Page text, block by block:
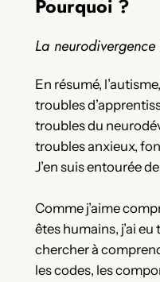
Pourquoi ?
La
En résumé,
troubles
troubles du
troubles anxieux,
J’en suis entourée
Comme j’aime
êtes humains, j’ai
chercher à
les codes, les